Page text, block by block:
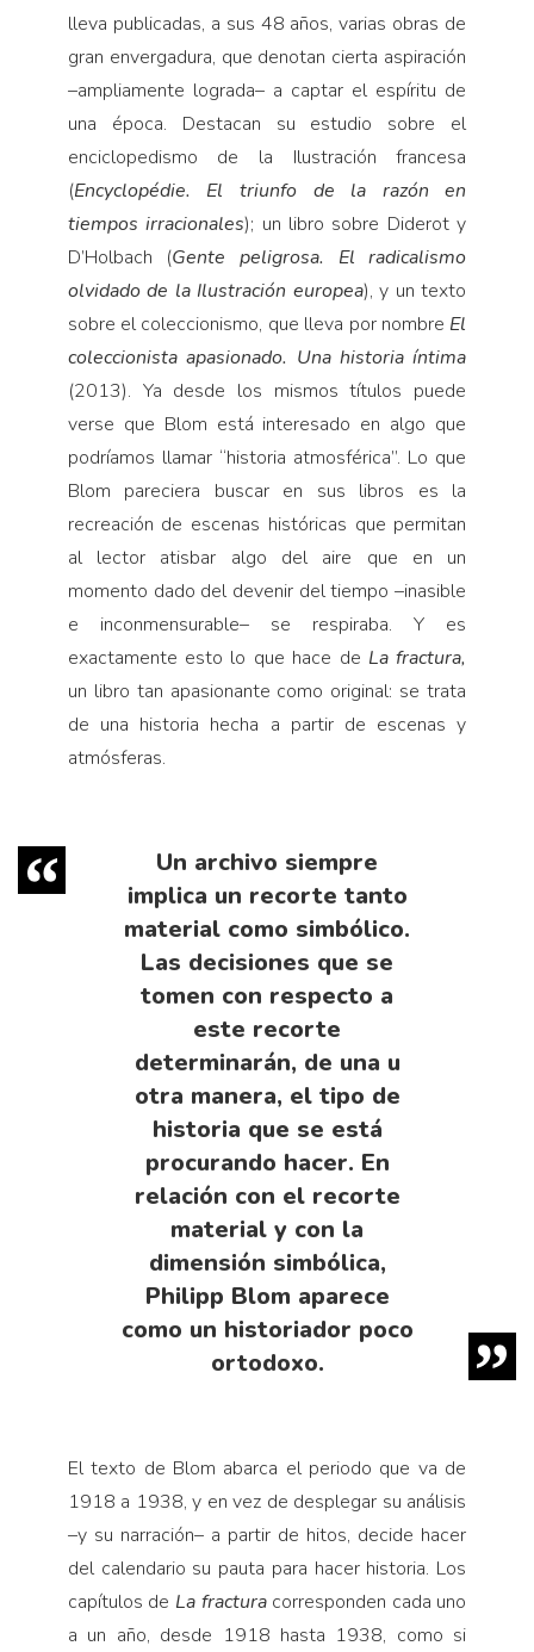
lleva publicadas, a sus 48 años, varias obras de
gran envergadura, que denotan cierta aspiración
–ampliamente lograda– a captar el espíritu de
una época. Destacan su estudio sobre el
enciclopedismo de la Ilustración francesa
(Encyclopédie.
El triunfo de la razón en
tiempos irracionales); un libro sobre Diderot y
D’Holbach (Gente peligrosa. El radicalismo
olvidado de la Ilustración europea), y un texto
sobre el coleccionismo, que lleva por nombre El
coleccionista apasionado. Una historia íntima
(2013). Ya desde los mismos títulos puede
verse que Blom está interesado en algo que
podríamos llamar “historia atmosférica”. Lo que
Blom pareciera buscar en sus libros es la
recreación de escenas históricas que permitan
al lector atisbar algo del aire que en un
momento dado del devenir del tiempo –inasible
e inconmensurable– se respiraba. Y es
exactamente esto lo que hace de La fractura,
un libro tan apasionante como original: se trata
de una historia hecha a partir de escenas y
atmósferas.
Un archivo siempre
implica un recorte tanto
material como simbólico.
Las decisiones que se
tomen con respecto a
este recorte
determinarán, de una u
otra manera, el tipo de
historia que se está
procurando hacer. En
relación con el recorte
material y con la
dimensión simbólica,
Philipp Blom aparece
como un historiador poco
ortodoxo.
El texto de Blom abarca el periodo que va de
1918 a 1938, y en vez de desplegar su análisis
–y su narración– a partir de hitos, decide hacer
del calendario su pauta para hacer historia. Los
capítulos de La fracturacorresponden cada uno
a un año, desde 1918 hasta 1938, como si